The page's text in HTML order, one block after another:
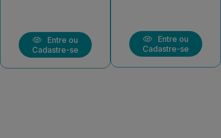
Entre ou
Cadastre-se
Entre ou
Cadastre-se